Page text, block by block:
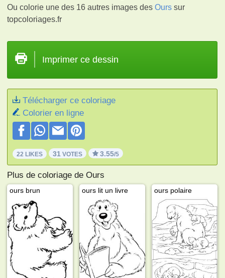
Ou colorie une des 16 autres images desOurs sur
topcoloriages.fr
Imprimer ce dessin
Télécharger ce coloriage
Colorier en ligne
22 LIKES 31 VOTES 3.55/5
Plus de coloriage de Ours
ours brun ours lit un livre ours polaire